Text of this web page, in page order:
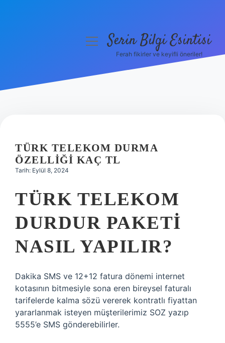
Hakkımızda
menüyüSerin Bilgi Esintisi
Ferah fikirler ve keyifli öneriler!
TÜRK TELEKOM DURMA
ÖZELLIĞI KAÇ TL
Tarih: Eylül 8, 2024
TÜRK TELEKOM
DURDUR PAKETI
NASIL YAPILIR?
Dakika SMS ve 12+12 fatura dönemi internet
kotasının bitmesiyle sona eren bireysel faturalı
tarifelerde kalma sözü vererek kontratlı fiyattan
yararlanmak isteyen müşterilerimiz SOZ yazıp
5555’e SMS gönderebilirler.